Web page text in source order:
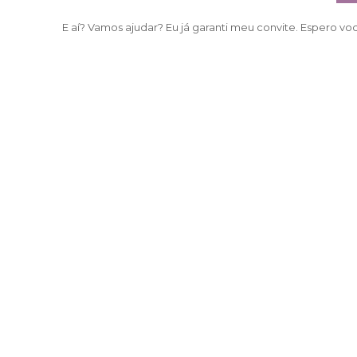
E aí? Vamos ajudar? Eu já garanti meu convite. Espero